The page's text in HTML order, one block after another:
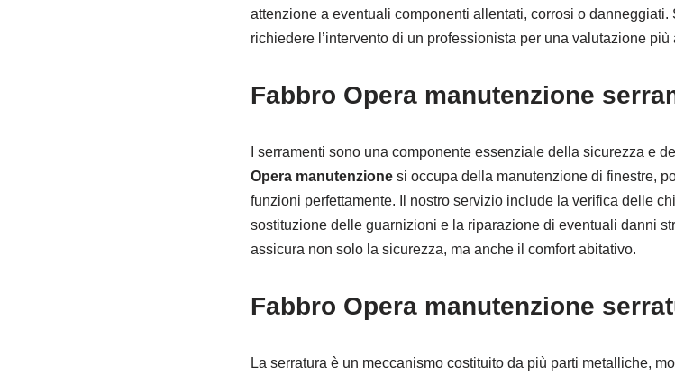
attenzione a eventuali componenti allentati, corrosi o
richiedere l’intervento di un professionista per una valutazione
Fabbro Opera manutenzione
I serramenti sono una componente essenziale della sicurezza e
Opera manutenzionesi occupa della manutenzione di finestre,
funzioni perfettamente. Il nostro servizio include la verifica delle
sostituzione delle guarnizioni e la riparazione di eventuali danni
assicura non solo la sicurezza, ma anche il comfort abitativo.
Fabbro Opera manutenzione
La serratura è un meccanismo costituito da più parti metalliche,